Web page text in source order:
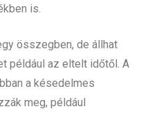
is.
összegben, de állhat
például az eltelt időtől. A
a késedelmes
meg, például